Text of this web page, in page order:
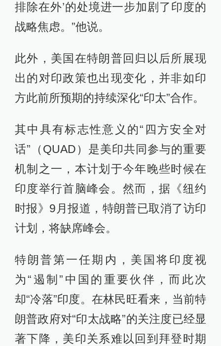
排除在外’的处境进一步加剧了印度的
战略焦虑。”他说。
此外，美国在特朗普回归以后所展现
出的对印政策也出现变化，并非如印
方此前所预期的持续深化“印太”合作。
其中具有标志性意义的“四方安全对
话”（QUAD）是美印共同参与的重要
机制之一，本计划于今年晚些时候在
印度举行首脑峰会。然而，据《纽约
时报》9月报道，特朗普已取消了访印
计划，将缺席峰会。
特朗普第一任期内，美国将印度视
为“遏制”中国的重要伙伴，而此次
却“冷落”印度。在林民旺看来，当前特
朗普政府对“印太战略”的关注度已经显
著下降，美印关系难以回到拜登时期